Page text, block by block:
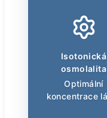
Isotonická
osmolalita
Optimální
koncentrace